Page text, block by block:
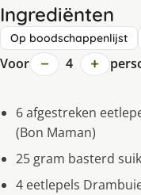
Ingrediënten
Op boodschappenlijst
Voor − 4 +
6 afgestreken
(Bon Maman)
25 gram basterd
4 eetlepels